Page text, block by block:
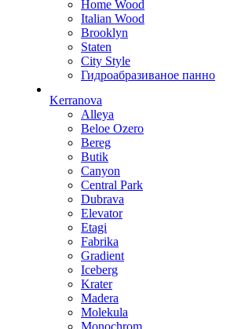
Home Wood
Italian Wood
Brooklyn
Staten
City Style
Гидроабразиваное панно
Kerranova
Alleya
Beloe Ozero
Bereg
Butik
Canyon
Central Park
Dubrava
Elevator
Etagi
Fabrika
Gradient
Iceberg
Krater
Madera
Molekula
Monochrom